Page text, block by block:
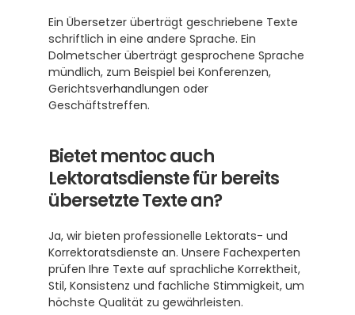
Ein Übersetzer überträgt geschriebene Texte
schriftlich in eine andere Sprache. Ein
Dolmetscher überträgt gesprochene Sprache
mündlich, zum Beispiel bei Konferenzen,
Gerichtsverhandlungen oder
Geschäftstreffen.
Bietet mentoc auch
Lektoratsdienste für bereits
übersetzte Texte an?
Ja, wir bieten professionelle Lektorats- und
Korrektoratsdienste an. Unsere Fachexperten
prüfen Ihre Texte auf sprachliche Korrektheit,
Stil, Konsistenz und fachliche Stimmigkeit, um
höchste Qualität zu gewährleisten.